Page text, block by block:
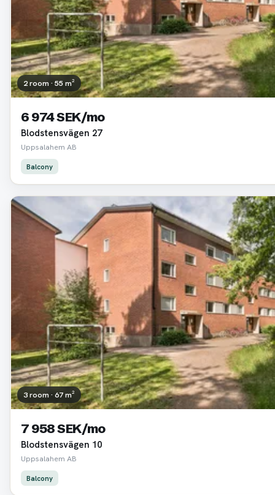
2 room · 55 m²
6 974 SEK/mo
Blodstensvägen 27
Uppsalahem AB
Balcony
3 room · 67 m²
7 958 SEK/mo
Blodstensvägen 10
Uppsalahem AB
Balcony